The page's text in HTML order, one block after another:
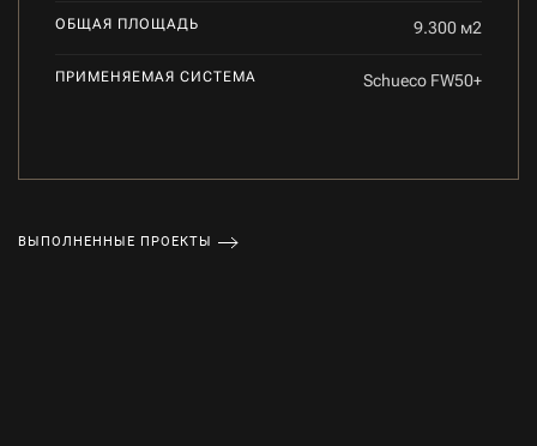
ОБЩАЯ ПЛОЩАДЬ 9.300 м2
ПРИМЕНЯЕМАЯ СИСТЕМА Schueco FW50+
ВЫПОЛНЕННЫЕ ПРОЕКТЫ